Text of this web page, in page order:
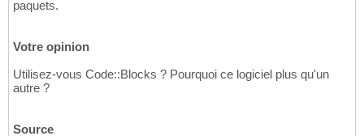
paquets.
Votre opinion
Utilisez-vous Code::Blocks ? Pourquoi ce logiciel plus qu'un
autre ?
Source